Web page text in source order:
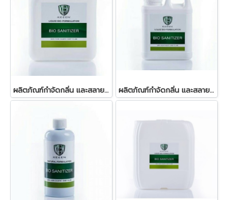
ผลิตภัณฑ์กำจัดกลิ่น และสลายกากสิ่งปฎิกูลในบ่อเกรอะ 5 ลิตร ผลิตภัณฑ์กำจัดกลิ่น และสลายกากสิ่งปฎิกูลในบ่อเกรอะ 1 ลิตร